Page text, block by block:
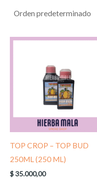
TOP CROP – TOP BUD
250ML (250 ML)
$35.000,00